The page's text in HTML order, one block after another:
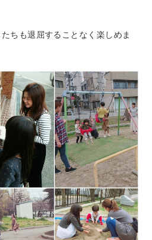
ちも退屈することなく楽しめま